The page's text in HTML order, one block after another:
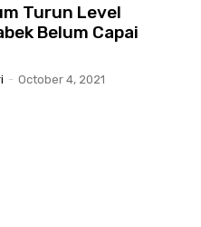
Turun Level
Belum Capai
- October 4, 2021